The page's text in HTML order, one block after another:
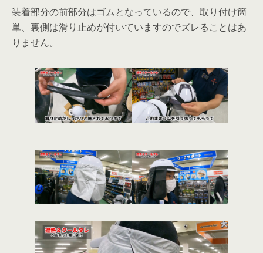
装着部分の前部分はゴムとなっているので、取り付け簡
単、裏側は滑り止めが付いていますのでズレることはあ
りません。